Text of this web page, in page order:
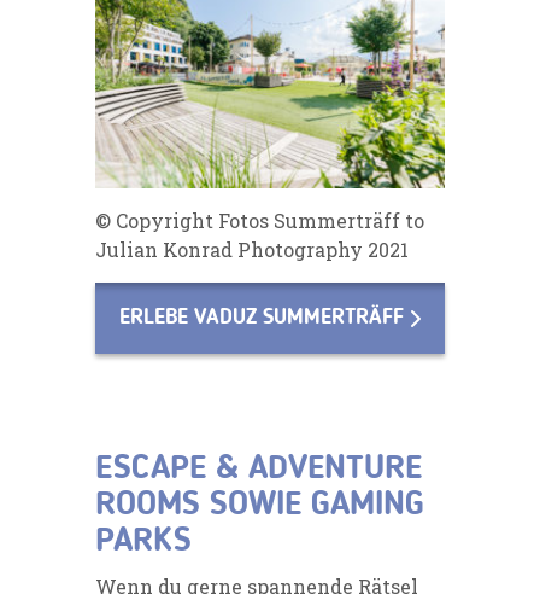
© Copyright Fotos Summerträff to
Julian Konrad Photography 2021
ERLEBE VADUZ SUMMERTRÄFF
ESCAPE & ADVENTURE
ROOMS SOWIE GAMING
PARKS
Wenn du gerne spannende Rätsel